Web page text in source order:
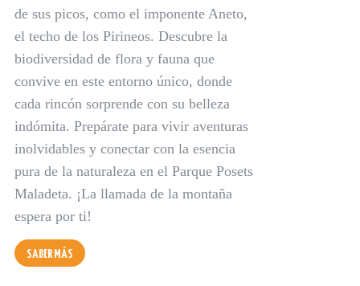
de sus picos, como el imponente Aneto,
el techo de los Pirineos. Descubre la
biodiversidad de flora y fauna que
convive en este entorno único, donde
cada rincón sorprende con su belleza
indómita. Prepárate para vivir aventuras
inolvidables y conectar con la esencia
pura de la naturaleza en el Parque Posets
Maladeta. ¡La llamada de la montaña
espera por ti!
SABER MÁS